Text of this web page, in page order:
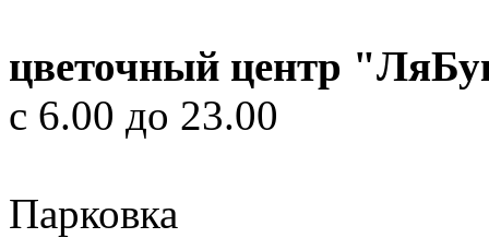
цветочный центр
с 6.00 до 23.00
Парковка